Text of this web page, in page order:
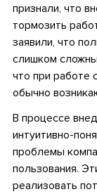
признали, что
тормозить
заявили, что
слишком
что при работе
обычно
В процессе
интуитивно-
проблемы
пользования.
реализовать